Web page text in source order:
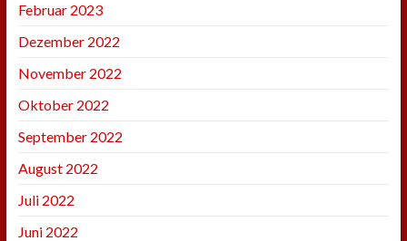
Februar 2023
Dezember 2022
November 2022
Oktober 2022
September 2022
August 2022
Juli 2022
Juni 2022